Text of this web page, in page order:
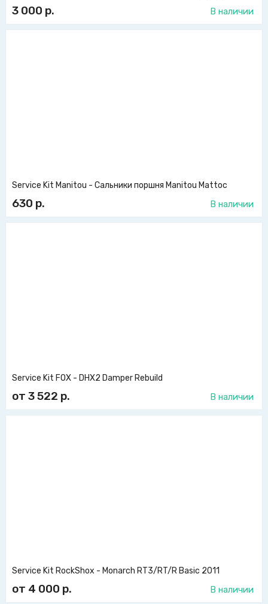
3 000 р. В наличии
Service Kit Manitou - Сальники поршня Manitou Mattoc
630 р. В наличии
Service Kit FOX - DHX2 Damper Rebuild
от 3 522 р. В наличии
Service Kit RockShox - Monarch RT3/RT/R Basic 2011
от 4 000 р. В наличии